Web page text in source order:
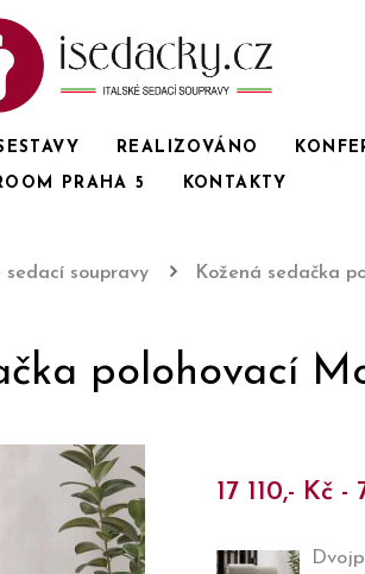
REALIZOVÁNO
PRAHA 5
KONTAKTY
sedací soupravy Kožená sedačka
polohovací
17 110,- Kč -